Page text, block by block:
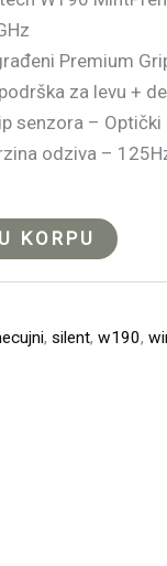
Premium
za levu +
senzora –
odziva –
KORPU
,silent,w190,